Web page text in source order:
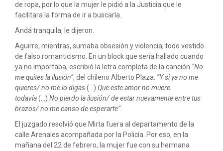
de ropa, por lo que la mujer le pidió a la Justicia que le
facilitara la forma de ir a buscarla.
Andá tranquila, le dijeron.
Aguirre, mientras, sumaba obsesión y violencia, todo vestido
de falso romanticismo. En un block que sería hallado cuando
ya no importaba, escribió la letra completa de la canción “No
me quites la ilusión”, del chileno Alberto Plaza. “Y si ya no me
quieres/ no me lo digas(...) Que este amor no muere
todavía(...) No pierdo la ilusión/ de estar nuevamente entre tus
brazos/ no me canso de esperarte”.
El juzgado resolvió que Mirta fuera al departamento de la
calle Arenales acompañada por la Policía. Por eso, en la
mañana del 22 de febrero, la mujer fue con su hermana